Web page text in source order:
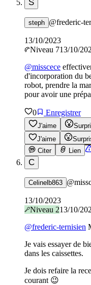
S
steph @frederic-
13/10/2023
Niveau 713/10/
@misscece
d'incorporation du
robot, prendre la
pour avoir une
0 Enregistrer
J'aime
J'aime
Citer
Lien
C
Celinelb863 @
13/10/2023
Niveau 213/10/
@frederic-ternisien
Je vais essayer de
dans les caissettes.
Je dois refaire la
courant 😉